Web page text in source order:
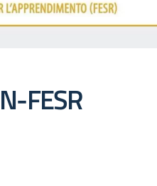
FESR